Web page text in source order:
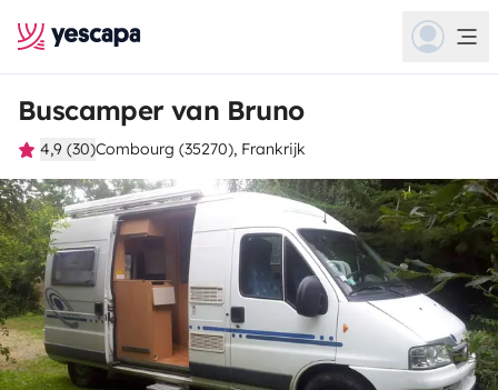
Buscamper van Bruno
4,9 (30)Combourg (35270), Frankrijk